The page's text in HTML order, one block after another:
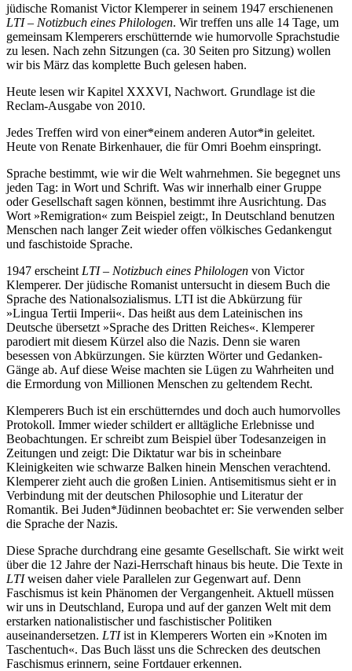
jüdische Romanist Victor Klemperer in seinem 1947 erschienenen
LTI – Notizbuch eines Philologen. Wir treffen uns alle 14 Tage, um
gemeinsam Klemperers erschütternde wie humorvolle Sprachstudie
zu lesen. Nach zehn Sitzungen (ca. 30 Seiten pro Sitzung) wollen
wir bis März das komplette Buch gelesen haben.
Heute lesen wir Kapitel XXXVI, Nachwort. Grundlage ist die
Reclam-Ausgabe von 2010.
Jedes Treffen wird von einer*einem anderen Autor*in geleitet.
Heute von Renate Birkenhauer, die für Omri Boehm einspringt.
Sprache bestimmt, wie wir die Welt wahrnehmen. Sie begegnet uns
jeden Tag: in Wort und Schrift. Was wir innerhalb einer Gruppe
oder Gesellschaft sagen können, bestimmt ihre Ausrichtung. Das
Wort »Remigration« zum Beispiel zeigt:, In Deutschland benutzen
Menschen nach langer Zeit wieder offen völkisches Gedankengut
und faschistoide Sprache.
1947 erscheint LTI – Notizbuch eines Philologen von Victor
Klemperer. Der jüdische Romanist untersucht in diesem Buch die
Sprache des Nationalsozialismus. LTI ist die Abkürzung für
»Lingua Tertii Imperii«. Das heißt aus dem Lateinischen ins
Deutsche übersetzt »Sprache des Dritten Reiches«. Klemperer
parodiert mit diesem Kürzel also die Nazis. Denn sie waren
besessen von Abkürzungen. Sie kürzten Wörter und Gedanken-
Gänge ab. Auf diese Weise machten sie Lügen zu Wahrheiten und
die Ermordung von Millionen Menschen zu geltendem Recht.
Klemperers Buch ist ein erschütterndes und doch auch humorvolles
Protokoll. Immer wieder schildert er alltägliche Erlebnisse und
Beobachtungen. Er schreibt zum Beispiel über Todesanzeigen in
Zeitungen und zeigt: Die Diktatur war bis in scheinbare
Kleinigkeiten wie schwarze Balken hinein Menschen verachtend.
Klemperer zieht auch die großen Linien. Antisemitismus sieht er in
Verbindung mit der deutschen Philosophie und Literatur der
Romantik. Bei Juden*Jüdinnen beobachtet er: Sie verwenden selber
die Sprache der Nazis.
Diese Sprache durchdrang eine gesamte Gesellschaft. Sie wirkt weit
über die 12 Jahre der Nazi-Herrschaft hinaus bis heute. Die Texte in
LTIweisen daher viele Parallelen zur Gegenwart auf. Denn
Faschismus ist kein Phänomen der Vergangenheit. Aktuell müssen
wir uns in Deutschland, Europa und auf der ganzen Welt mit dem
erstarken nationalistischer und faschistischer Politiken
auseinandersetzen. LTIist in Klemperers Worten ein »Knoten im
Taschentuch«. Das Buch lässt uns die Schrecken des deutschen
Faschismus erinnern, seine Fortdauer erkennen.